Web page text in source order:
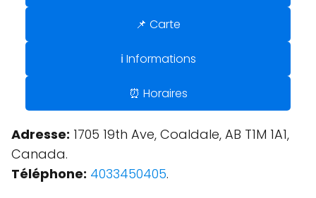
📌 Carte
ℹ️ Informations
⏰ Horaires
Adresse: 1705 19th Ave, Coaldale, AB T1M 1A1,
Canada.
Téléphone: 4033450405.